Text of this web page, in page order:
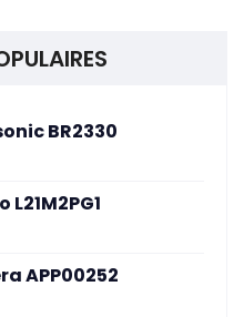
BR2330
APP00252